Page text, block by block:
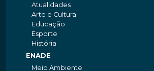
Atualidades
Arte e Cultura
Educação
Esporte
História
ENADE
Meio Ambiente